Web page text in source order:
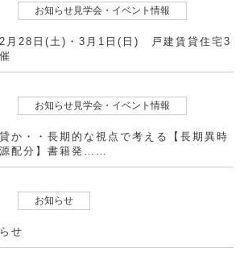
お知らせ見学会・イベント情報
月28日(土)・3月1日(日) 戸建賃貸住宅3
お知らせ見学会・イベント情報
か・・長期的な視点で考える【長期異時
配分】書籍発……
お知らせ
せ